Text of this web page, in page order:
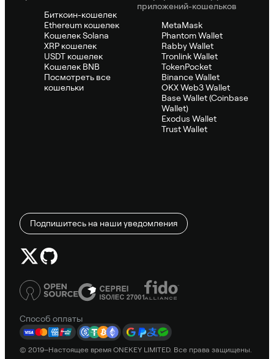
Биткоин-кошелек
Ethereum кошелек
Кошелек Solana
XRP кошелек
USDT кошелек
Кошелек BNB
Посмотреть все
кошельки
приложений-кошельков
MetaMask
Phantom Wallet
Rabby Wallet
Tronlink Wallet
TokenPocket
Binance Wallet
OKX Web3 Wallet
Base Wallet (Coinbase
Wallet)
Exodus Wallet
Trust Wallet
Подпишитесь на наши уведомления
Способ оплаты
© 2019–Настоящее время ONEKEY LIMITED. Все права защищены.